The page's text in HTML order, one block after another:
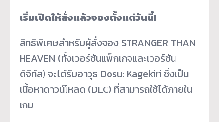
เริ่มเปิดให้สั่งแล้วจองตั้งแต่วันนี้!
สิทธิพิเศษสำหรับผู้สั่งจอง STRANGER THAN
HEAVEN (ทั้งเวอร์ชันแพ็กเกจและเวอร์ชัน
ดิจิทัล) จะได้รับอาวุธ Dosu: Kagekiri ซึ่งเป็น
เนื้อหาดาวน์โหลด (DLC) ที่สามารถใช้ได้ภายใน
เกม